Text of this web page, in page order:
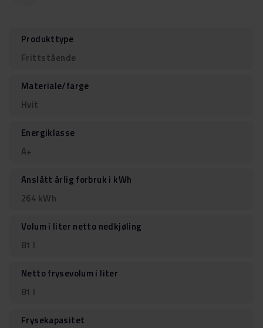
Produkttype
Frittstående
Materiale/farge
Hvit
Energiklasse
A+
Anslått årlig forbruk i kWh
264 kWh
Volum i liter netto nedkjøling
81 l
Netto frysevolum i liter
81 l
Frysekapasitet